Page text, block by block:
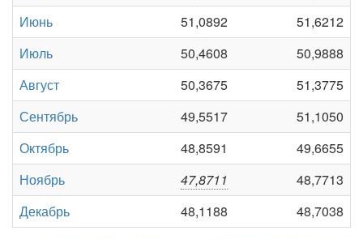
Июнь
51,0892
51,6212
Июль
50,4608
50,9888
Август
50,3675
51,3775
Сентябрь
49,5517
51,1050
Октябрь
48,8591
49,6655
Ноябрь
47,8711
48,7713
Декабрь
48,1188 48,7038